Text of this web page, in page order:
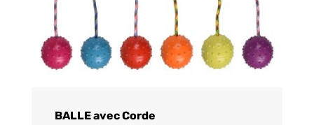
BALLE avec Corde